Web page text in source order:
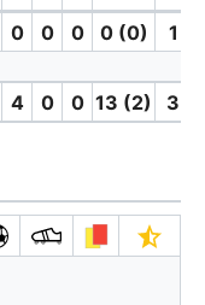
0 0 0 0 (0) 1
4 0 0 13 (2) 3